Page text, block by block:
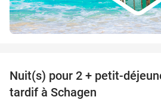
Nuit(s) pour 2 + petit-
tardif à Schagen